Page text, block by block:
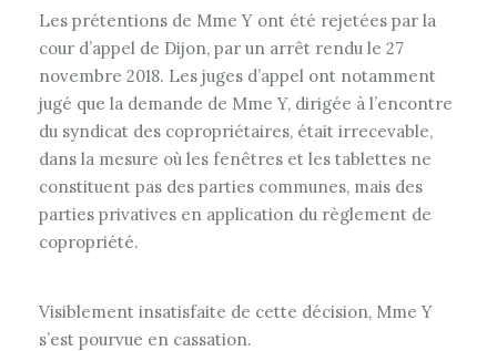
Les prétentions de Mme Y ont été rejetées par la
cour d’appel de Dijon, par un arrêt rendu le 27
novembre 2018. Les juges d’appel ont notamment
jugé que la demande de Mme Y, dirigée à l’encontre
du syndicat des copropriétaires, était irrecevable,
dans la mesure où les fenêtres et les tablettes ne
constituent pas des parties communes, mais des
parties privatives en application du règlement de
copropriété.
Visiblement insatisfaite de cette décision, Mme Y
s’est pourvue en cassation.